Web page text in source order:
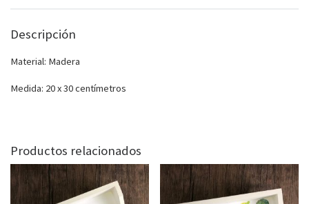
Descripción
Material: Madera
Medida: 20 x 30 centímetros
Productos relacionados